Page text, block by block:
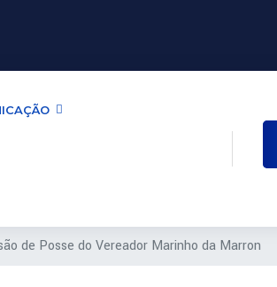
de Posse do Vereador Marinho da Marron